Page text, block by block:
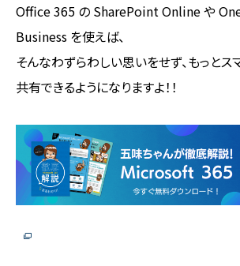
Office 365 の SharePoint Online や
Business を使えば、
そんなわずらわしい思いをせず、もっとス
共有できるようになりますよ！！